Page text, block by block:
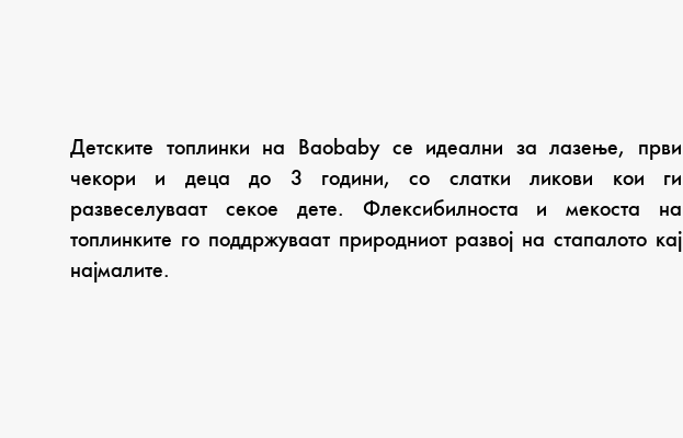
Детските топлинки на Baobaby се идеални за лазење, први
чекори и деца до 3 години, со слатки ликови кои ги
развеселуваат секое дете. Флексибилноста и мекоста на
топлинките го поддржуваат природниот развој на стапалото кај
најмалите.